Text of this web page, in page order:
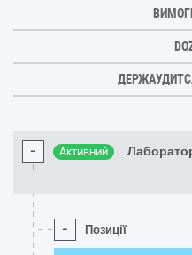
- Активний
- Позиції